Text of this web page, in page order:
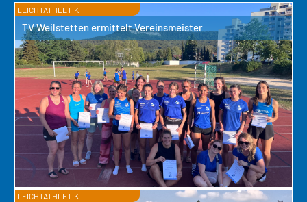
LEICHTATHLETIK
TV Weilstetten ermittelt Vereinsmeister
LEICHTATHLETIK